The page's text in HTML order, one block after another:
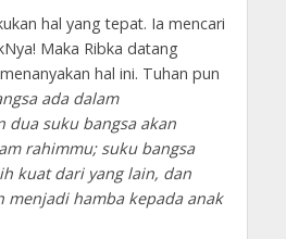
hal yang tepat. Ia mencari
Maka Ribka datang
hal ini. Tuhan pun
ada dalam
dua suku bangsa akan
rahimmu; suku bangsa
kuat dari yang lain, dan
menjadi hamba kepada anak